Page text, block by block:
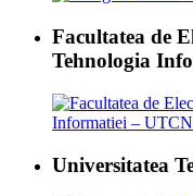
Facultatea de
Tehnologia
Universitatea